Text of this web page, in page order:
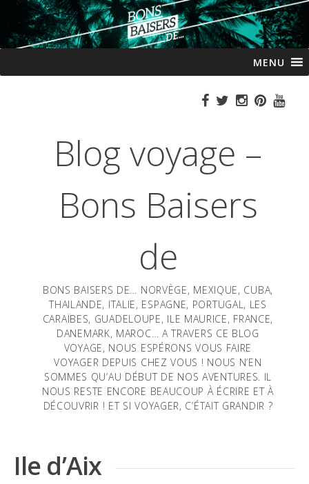
au
MENU
Blog voyage –
Bons Baisers
de
BONS BAISERS DE… NORVÈGE, MEXIQUE, CUBA,
THAILANDE, ITALIE, ESPAGNE, PORTUGAL, LES
CARAÏBES, GUADELOUPE, ILE MAURICE, FRANCE,
DANEMARK, MAROC… A TRAVERS CE BLOG
VOYAGE, NOUS ESPÉRONS VOUS FAIRE
VOYAGER DEPUIS CHEZ VOUS ! NOUS N’EN
SOMMES QU’AU DÉBUT DE NOS AVENTURES. IL
NOUS RESTE ENCORE BEAUCOUP À ÉCRIRE ET À
DÉCOUVRIR ! ET SI VOYAGER, C’ÉTAIT GRANDIR ?
Ile d’Aix